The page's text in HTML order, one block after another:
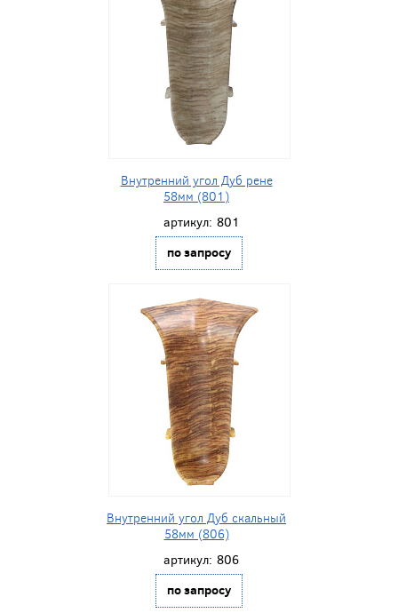
Внутренний угол Дуб рене
58мм (801)
артикул: 801
по запросу
Внутренний угол Дуб скальный
58мм (806)
артикул: 806
по запросу